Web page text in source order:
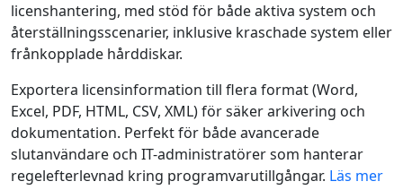
licenshantering, med stöd för både aktiva system och
återställningsscenarier, inklusive kraschade system eller
frånkopplade hårddiskar.
Exportera licensinformation till flera format (Word,
Excel, PDF, HTML, CSV, XML) för säker arkivering och
dokumentation. Perfekt för både avancerade
slutanvändare och IT-administratörer som hanterar
regelefterlevnad kring programvarutillgångar. Läs mer